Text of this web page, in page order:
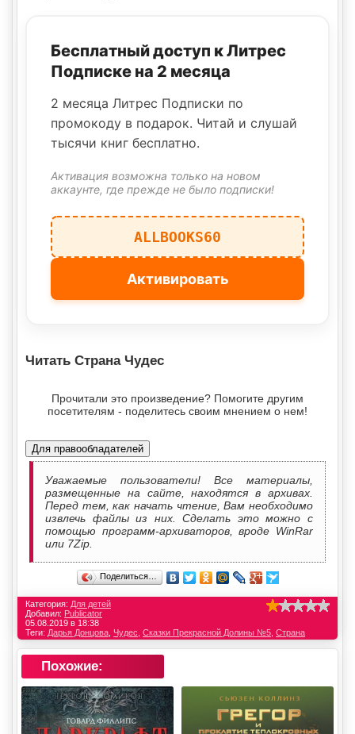
Бесплатный доступ к Литрес
Подписке на 2 месяца
2 месяца Литрес Подписки по
промокоду в подарок. Читай и слушай
тысячи книг бесплатно.
Активация возможна только на новом
аккаунте, где прежде не было подписки!
ALLBOOKS60
Активировать
Читать Страна Чудес
Прочитали это произведение? Помогите другим
посетителям - поделитесь своим мнением о нем!
Для правообладателей
Уважаемые пользователи! Все материалы,
размещенные на сайте, находятся в архивах.
Перед тем, как начать чтение, Вам необходимо
извлечь файлы из них. Сделать это можно с
помощью программ-архиваторов, вроде WinRar
или 7Zip.
Поделиться…
Категория: Для детей
Добавил: Publicator
05.08.2019 в 18:38
Теги: Дарья Донцова Чудес Сказки Прекрасной Долины №5 Страна
Похожие: